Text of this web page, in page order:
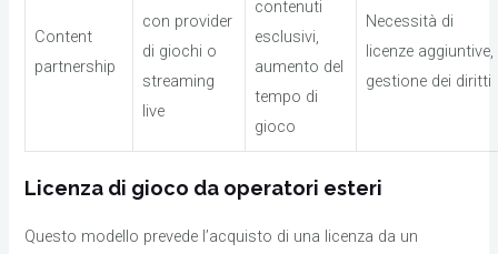
Content
partnership
con provider
di giochi o
streaming
live
contenuti
esclusivi,
aumento del
tempo di
gioco
Necessità di
licenze aggiuntive,
gestione dei diritti
Licenza di gioco da operatori esteri
Questo modello prevede l’acquisto di una licenza da un